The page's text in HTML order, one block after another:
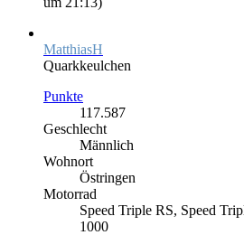
MatthiasH
Quarkkeulchen
Punkte
117.587
Geschlecht
Männlich
Wohnort
Östringen
Motorrad
Speed Triple RS, Speed
1000